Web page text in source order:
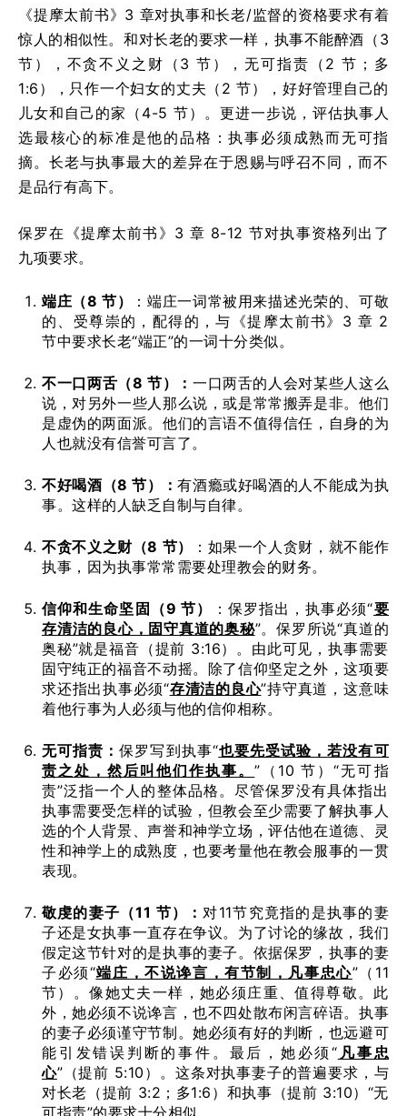
《提摩太前书》3 章对执事和长老/监督的资格要求有着
惊人的相似性。和对长老的要求一样，执事不能醉酒（3
节），不贪不义之财（3 节），无可指责（2 节；多
1:6），只作一个妇女的丈夫（2 节），好好管理自己的
儿女和自己的家（4-5 节）。更进一步说，评估执事人
选最核心的标准是他的品格：执事必须成熟而无可指
摘。长老与执事最大的差异在于恩赐与呼召不同，而不
是品行有高下。
保罗在《提摩太前书》3 章 8-12 节对执事资格列出了
九项要求。
端庄（8节）
：端庄一词常被用来描述光荣的、可敬
的、受尊崇的，配得的，与《提摩太前书》3 章 2
节中要求长老“端正”的一词十分类似。
不一口两舌（8 节）： 一口两舌的人会对某些人这么
说，对另外一些人那么说，或是常常搬弄是非。他们
是虚伪的两面派。他们的言语不值得信任，自身的为
人也就没有信誉可言了。
不好喝酒（8节）：有酒瘾或好喝酒的人不能成为执
事。这样的人缺乏自制与自律。
不贪不义之财（8 节）
：如果一个人贪财，就不能作
执事，因为执事常常需要处理教会的财务。
信仰和生命坚固（9节） ：保罗指出，执事必须“要
存清洁的良心，固守真道的奥秘”。保罗所说“真道的
奥秘”就是福音（提前 3:16）。由此可见，执事需要
固守纯正的福音不动摇。除了信仰坚定之外，这项要
求还指出执事必须“存清洁的良心”持守真道，这意味
着他行事为人必须与他的信仰相称。
无可指责：保罗写到执事“也要先受试验，若没有可
责之处，然后叫他们作执事。”（10 节）“无可指
责”泛指一个人的整体品格。尽管保罗没有具体指出
执事需要受怎样的试验，但教会至少需要了解执事人
选的个人背景、声誉和神学立场，评估他在道德、灵
性和神学上的成熟度，也要考量他在教会服事的一贯
表现。
敬虔的妻子（11 节）： 对11节究竟指的是执事的妻
子还是女执事一直存在争议。为了讨论的缘故，我们
假定这节针对的是执事的妻子。依据保罗，执事的妻
子必须“端庄，不说谗言，有节制，凡事忠心”（11
节）。像她丈夫一样，她必须庄重、值得尊敬。此
外，她必须不说谗言，也不四处散布闲言碎语。执事
的妻子必须谨守节制。她必须有好的判断，也远避可
能引发错误判断的事件。最后，她必须“ 凡事忠
心”（提前 5:10）。这条对执事妻子的普遍要求，与
对长老（提前 3:2；多1:6）和执事（提前 3:10）“无
可指责”的要求十分相似。